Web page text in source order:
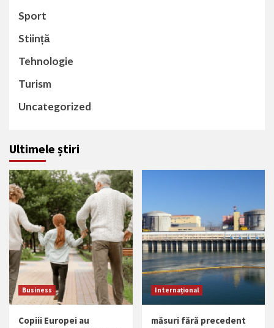
Sport
Stiință
Tehnologie
Turism
Uncategorized
Ultimele știri
Business
Copiii Europei au
Internațional
măsuri fără precedent